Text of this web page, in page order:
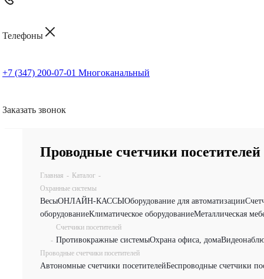
Телефоны
+7 (347) 200-07-01 Многоканальный
Заказать звонок
Проводные счетчики посетителей
Главная - Каталог -
Охранные системы
ВесыОНЛАЙН-КАССЫОборудование для автоматизации
оборудованиеКлиматическое оборудованиеМеталлическая
-
Счетчики посетителей
Противокражные системыОхрана офиса, дома
Проводные счетчики посетителей
Автономные счетчики посетителейБеспроводные счетчики